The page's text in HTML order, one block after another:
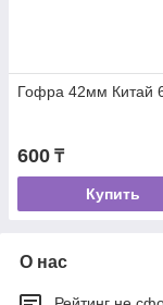
Гофра 42мм Китай
600 ₸
Купить
О нас